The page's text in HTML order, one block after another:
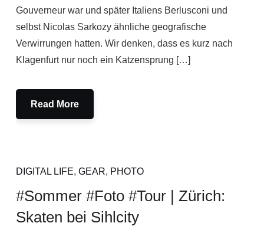
Gouverneur war und später Italiens Berlusconi und
selbst Nicolas Sarkozy ähnliche geografische
Verwirrungen hatten. Wir denken, dass es kurz nach
Klagenfurt nur noch ein Katzensprung […]
Read More
DIGITAL LIFE, GEAR, PHOTO
#Sommer #Foto #Tour | Zürich:
Skaten bei Sihlcity